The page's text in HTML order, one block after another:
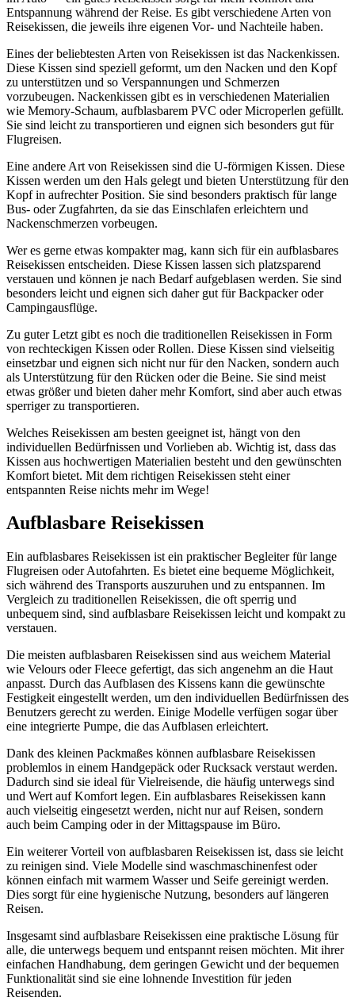
Entspannung während der Reise. Es gibt verschiedene Arten von
Reisekissen, die jeweils ihre eigenen Vor- und Nachteile haben.
Eines der beliebtesten Arten von Reisekissen ist das Nackenkissen.
Diese Kissen sind speziell geformt, um den Nacken und den Kopf
zu unterstützen und so Verspannungen und Schmerzen
vorzubeugen. Nackenkissen gibt es in verschiedenen Materialien
wie Memory-Schaum, aufblasbarem PVC oder Microperlen gefüllt.
Sie sind leicht zu transportieren und eignen sich besonders gut für
Flugreisen.
Eine andere Art von Reisekissen sind die U-förmigen Kissen. Diese
Kissen werden um den Hals gelegt und bieten Unterstützung für den
Kopf in aufrechter Position. Sie sind besonders praktisch für lange
Bus- oder Zugfahrten, da sie das Einschlafen erleichtern und
Nackenschmerzen vorbeugen.
Wer es gerne etwas kompakter mag, kann sich für ein aufblasbares
Reisekissen entscheiden. Diese Kissen lassen sich platzsparend
verstauen und können je nach Bedarf aufgeblasen werden. Sie sind
besonders leicht und eignen sich daher gut für Backpacker oder
Campingausflüge.
Zu guter Letzt gibt es noch die traditionellen Reisekissen in Form
von rechteckigen Kissen oder Rollen. Diese Kissen sind vielseitig
einsetzbar und eignen sich nicht nur für den Nacken, sondern auch
als Unterstützung für den Rücken oder die Beine. Sie sind meist
etwas größer und bieten daher mehr Komfort, sind aber auch etwas
sperriger zu transportieren.
Welches Reisekissen am besten geeignet ist, hängt von den
individuellen Bedürfnissen und Vorlieben ab. Wichtig ist, dass das
Kissen aus hochwertigen Materialien besteht und den gewünschten
Komfort bietet. Mit dem richtigen Reisekissen steht einer
entspannten Reise nichts mehr im Wege!
Aufblasbare Reisekissen
Ein aufblasbares Reisekissen ist ein praktischer Begleiter für lange
Flugreisen oder Autofahrten. Es bietet eine bequeme Möglichkeit,
sich während des Transports auszuruhen und zu entspannen. Im
Vergleich zu traditionellen Reisekissen, die oft sperrig und
unbequem sind, sind aufblasbare Reisekissen leicht und kompakt zu
verstauen.
Die meisten aufblasbaren Reisekissen sind aus weichem Material
wie Velours oder Fleece gefertigt, das sich angenehm an die Haut
anpasst. Durch das Aufblasen des Kissens kann die gewünschte
Festigkeit eingestellt werden, um den individuellen Bedürfnissen des
Benutzers gerecht zu werden. Einige Modelle verfügen sogar über
eine integrierte Pumpe, die das Aufblasen erleichtert.
Dank des kleinen Packmaßes können aufblasbare Reisekissen
problemlos in einem Handgepäck oder Rucksack verstaut werden.
Dadurch sind sie ideal für Vielreisende, die häufig unterwegs sind
und Wert auf Komfort legen. Ein aufblasbares Reisekissen kann
auch vielseitig eingesetzt werden, nicht nur auf Reisen, sondern
auch beim Camping oder in der Mittagspause im Büro.
Ein weiterer Vorteil von aufblasbaren Reisekissen ist, dass sie leicht
zu reinigen sind. Viele Modelle sind waschmaschinenfest oder
können einfach mit warmem Wasser und Seife gereinigt werden.
Dies sorgt für eine hygienische Nutzung, besonders auf längeren
Reisen.
Insgesamt sind aufblasbare Reisekissen eine praktische Lösung für
alle, die unterwegs bequem und entspannt reisen möchten. Mit ihrer
einfachen Handhabung, dem geringen Gewicht und der bequemen
Funktionalität sind sie eine lohnende Investition für jeden
Reisenden.